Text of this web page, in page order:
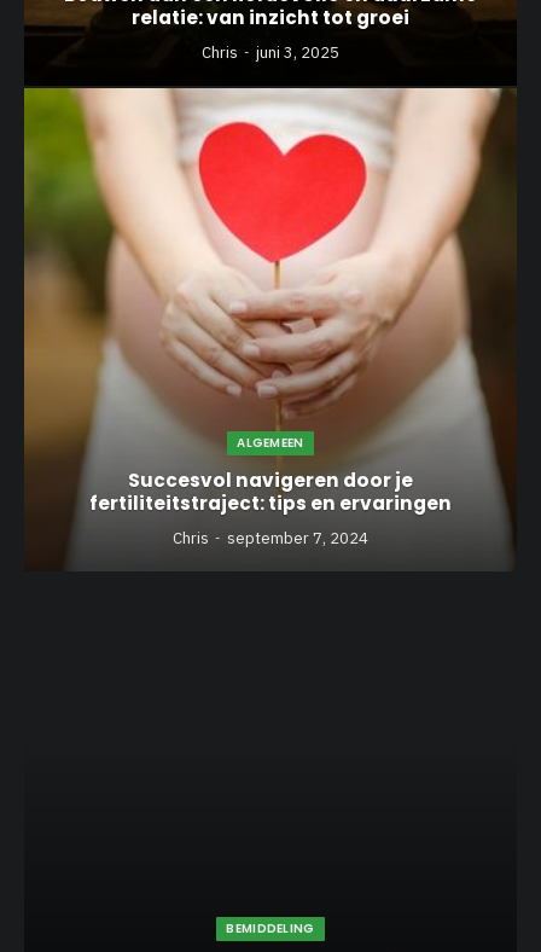
relatie: van inzicht tot groei
Chris juni 3, 2025
ALGEMEEN
Succesvol navigeren door je
fertiliteitstraject: tips en ervaringen
Chris september 7, 2024
BEMIDDELING